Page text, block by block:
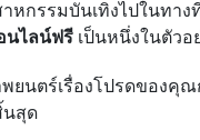
าหกรรมบันเทิงไปในท
นไลน์ฟรี เป็นหนึ่งในตัวอ
ยนตร์เรื่องโปรดของคุ
นสุด